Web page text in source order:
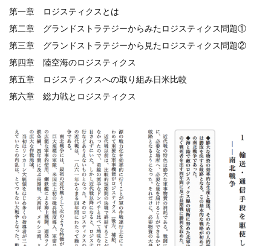
第一章 ロジスティクスとは
第二章 グランドストラテジーからみたロジスティクス問題①
第三章 グランドストラテジーから見たロジスティクス問題②
第四章 陸空海のロジスティクス
第五章 ロジスティクスへの取り組み日米比較
第六章 総力戦とロジスティクス